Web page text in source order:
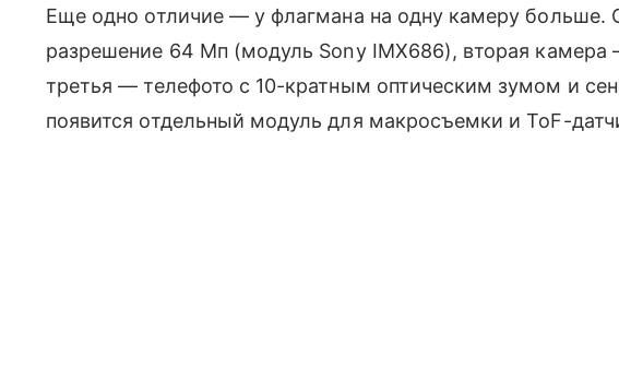
Еще одно отличие — у флагмана на одну камеру больше.
разрешение 64 Мп (модуль Sony IMX686), вторая
третья — телефото с 10-кратным оптическим зумом и
появится отдельный модуль для макросъемки и ToF-